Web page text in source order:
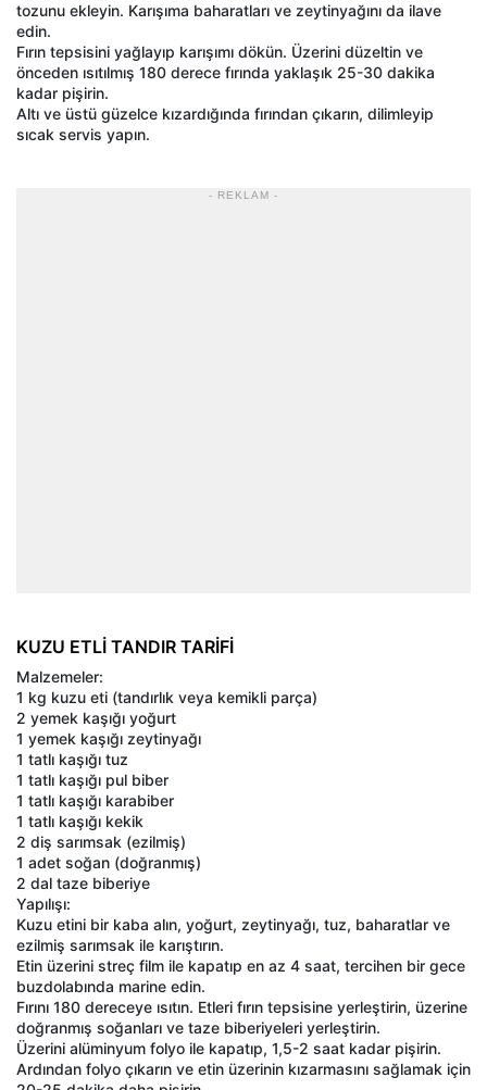
tozunu ekleyin. Karışıma baharatları ve zeytinyağını da ilave
edin.
Fırın tepsisini yağlayıp karışımı dökün. Üzerini düzeltin ve
önceden ısıtılmış 180 derece fırında yaklaşık 25-30 dakika
kadar pişirin.
Altı ve üstü güzelce kızardığında fırından çıkarın, dilimleyip
sıcak servis yapın.
- REKLAM -
KUZU ETLİ TANDIR TARİFİ
Malzemeler:
1 kg kuzu eti (tandırlık veya kemikli parça)
2 yemek kaşığı yoğurt
1 yemek kaşığı zeytinyağı
1 tatlı kaşığı tuz
1 tatlı kaşığı pul biber
1 tatlı kaşığı karabiber
1 tatlı kaşığı kekik
2 diş sarımsak (ezilmiş)
1 adet soğan (doğranmış)
2 dal taze biberiye
Yapılışı:
Kuzu etini bir kaba alın, yoğurt, zeytinyağı, tuz, baharatlar ve
ezilmiş sarımsak ile karıştırın.
Etin üzerini streç film ile kapatıp en az 4 saat, tercihen bir gece
buzdolabında marine edin.
Fırını 180 dereceye ısıtın. Etleri fırın tepsisine yerleştirin, üzerine
doğranmış soğanları ve taze biberiyeleri yerleştirin.
Üzerini alüminyum folyo ile kapatıp, 1,5-2 saat kadar pişirin.
Ardından folyo çıkarın ve etin üzerinin kızarmasını sağlamak için